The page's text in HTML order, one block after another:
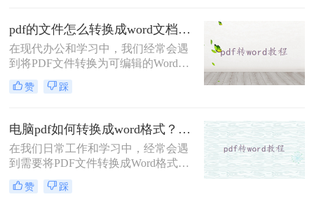
进行编辑和修改。本文将为您提供一
些简单而有效的方法来实现这一目
标。无论您是初学者还是有一定计算
机操作经验，您都可以轻松完成这些
操作。
pdf的文件怎么转换成word文档？这二个方法让你快速操作！
在现代办公和学习中，我们经常会遇
到将PDF文件转换为可编辑的Word文
档的需求。无论是编辑学术论文、修
改合同还是制作演示文稿，将PDF转
便利性。那么pdf的文件怎么转换成
word文档呢？在本文中，我们将介绍
几种简单而有效的方法，让您能够轻
松将PDF文件转换为Word文档。
赞 踩
电脑pdf如何转换成word格式？试试这三个方法！
在我们日常工作和学习中，经常会遇
到需要将PDF文件转换成Word格式的
情况。相信很多人都有过这样的困
扰：在编辑PDF文件时，无法直接进
赞 踩